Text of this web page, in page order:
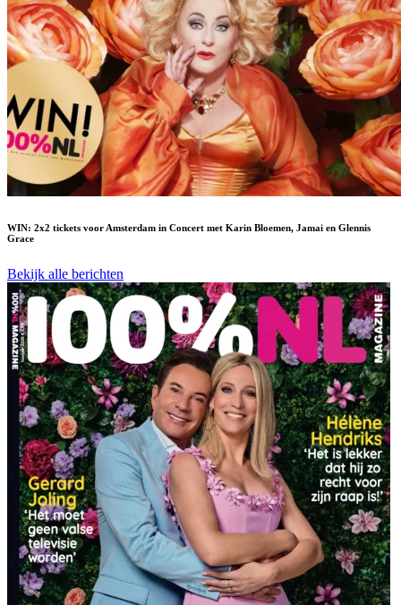
WIN: 2x2 tickets voor Amsterdam in Concert met Karin Bloemen, Jamai en Glennis
Grace
Bekijk alle berichten